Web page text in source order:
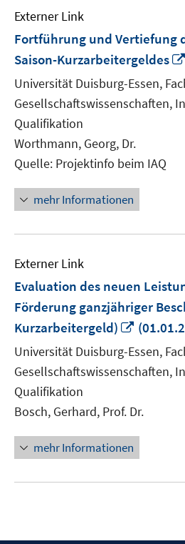
Externer Link
Fortführung und Vertiefung
Saison-Kurzarbeitergeldes
Universität Duisburg-Essen,
Gesellschaftswissenschaften,
Qualifikation
Worthmann, Georg, Dr.
Quelle: Projektinfo beim IAQ
mehr Informationen
Externer Link
Evaluation des neuen
Förderung ganzjähriger
Kurzarbeitergeld)
In
Fenster
öffnen
Universität Duisburg-Essen,
Gesellschaftswissenschaften,
Qualifikation
Bosch, Gerhard, Prof. Dr.
mehr Informationen